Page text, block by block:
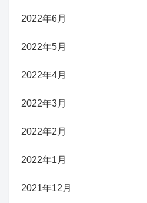
2022年6月
2022年5月
2022年4月
2022年3月
2022年2月
2022年1月
2021年12月